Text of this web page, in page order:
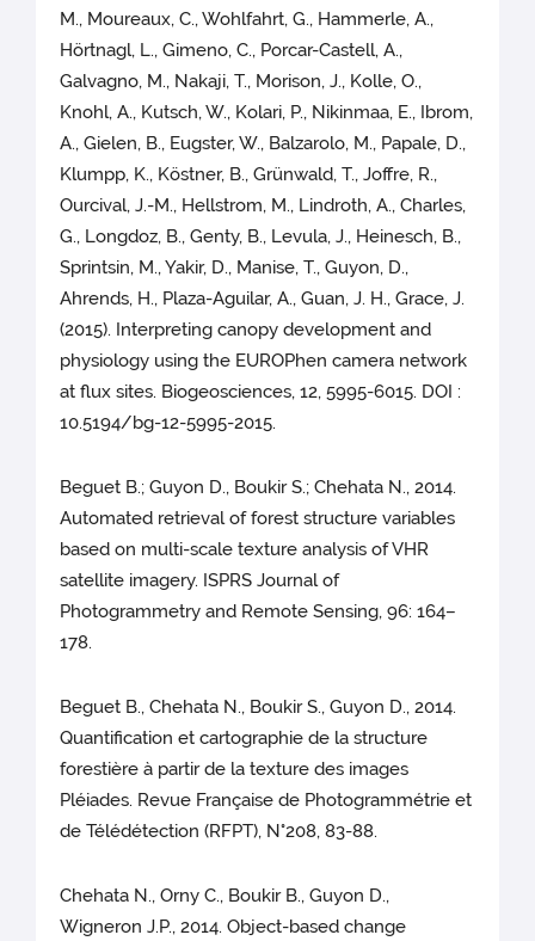
M., Moureaux, C., Wohlfahrt, G., Hammerle, A.,
Hörtnagl, L., Gimeno, C., Porcar-Castell, A.,
Galvagno, M., Nakaji, T., Morison, J., Kolle, O.,
Knohl, A., Kutsch, W., Kolari, P., Nikinmaa, E., Ibrom,
A., Gielen, B., Eugster, W., Balzarolo, M., Papale, D.,
Klumpp, K., Köstner, B., Grünwald, T., Joffre, R.,
Ourcival, J.-M., Hellstrom, M., Lindroth, A., Charles,
G., Longdoz, B., Genty, B., Levula, J., Heinesch, B.,
Sprintsin, M., Yakir, D., Manise, T., Guyon, D.,
Ahrends, H., Plaza-Aguilar, A., Guan, J. H., Grace, J.
(2015). Interpreting canopy development and
physiology using the EUROPhen camera network
at flux sites. Biogeosciences, 12, 5995-6015. DOI :
10.5194/bg-12-5995-2015.
Beguet B.; Guyon D., Boukir S.; Chehata N., 2014.
Automated retrieval of forest structure variables
based on multi-scale texture analysis of VHR
satellite imagery. ISPRS Journal of
Photogrammetry and Remote Sensing, 96: 164–
178.
Beguet B., Chehata N., Boukir S., Guyon D., 2014.
Quantification et cartographie de la structure
forestière à partir de la texture des images
Pléiades. Revue Française de Photogrammétrie et
de Télédétection (RFPT), N°208, 83-88.
Chehata N., Orny C., Boukir B., Guyon D.,
Wigneron J.P., 2014. Object-based change